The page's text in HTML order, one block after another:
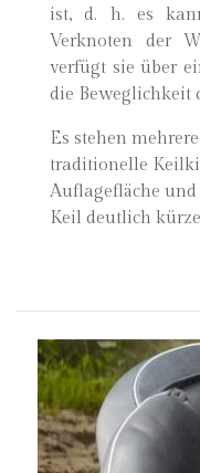
ist, d. h. es
Verknoten der
verfügt sie über
die Beweglichkeit
Es stehen
traditionelle
Auflagefläche
Keil deutlich